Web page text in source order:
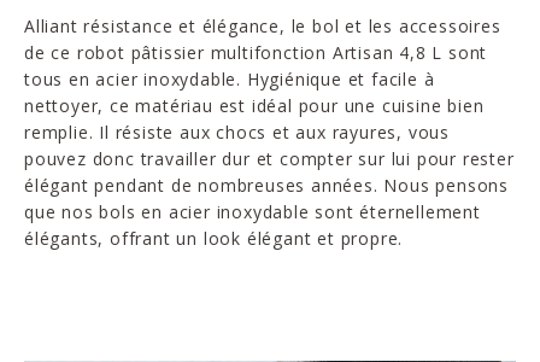
Alliant résistance et élégance, le bol et les accessoires
de ce robot pâtissier multifonction Artisan 4,8 L sont
tous en acier inoxydable. Hygiénique et facile à
nettoyer, ce matériau est idéal pour une cuisine bien
remplie. Il résiste aux chocs et aux rayures, vous
pouvez donc travailler dur et compter sur lui pour rester
élégant pendant de nombreuses années. Nous pensons
que nos bols en acier inoxydable sont éternellement
élégants, offrant un look élégant et propre.